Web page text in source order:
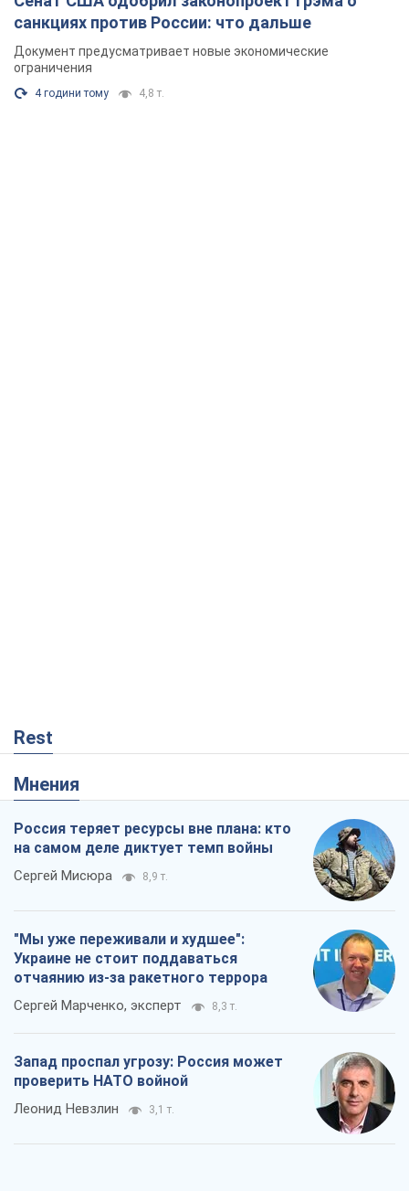
санкциях против России: что дальше
Документ предусматривает новые экономические
ограничения
4 години тому 4,8 т.
Rest
Мнения
Россия теряет ресурсы вне плана: кто
на самом деле диктует темп войны
Сергей Мисюра 8,9 т.
"Мы уже переживали и худшее":
Украине не стоит поддаваться
отчаянию из-за ракетного террора
Сергей Марченко, эксперт 8,3 т.
Запад проспал угрозу: Россия может
проверить НАТО войной
Леонид Невзлин 3,1 т.